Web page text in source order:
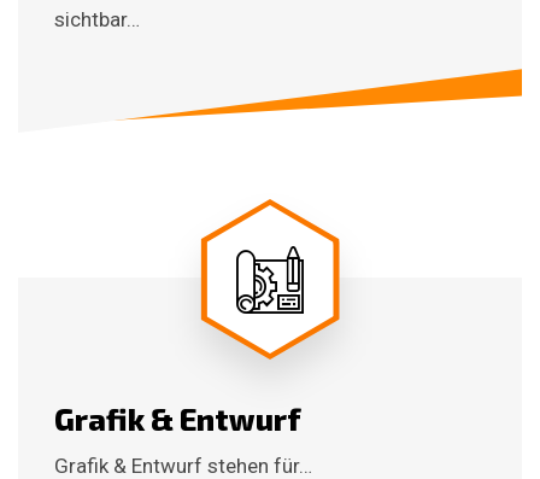
sichtbar…
Grafik & Entwurf
Grafik & Entwurf stehen für…